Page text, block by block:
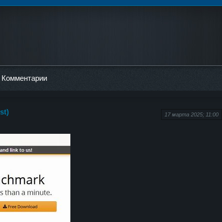
Комментарии
17 марта 2025; 11:00